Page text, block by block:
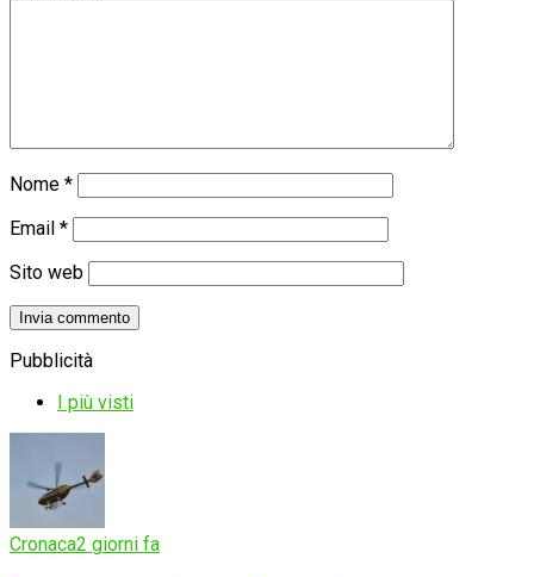
Nome *
Email *
Sito web
Pubblicità
I più visti
Cronaca2 giorni fa